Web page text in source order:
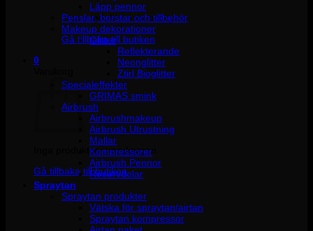
Inga produkter i varukorgen.
Gå tillbaka till butiken
0
Inga produkter i varukorgen.
Gå tillbaka till butiken
Läpp pennor
Penslar, borstar och tillbehör
Makeup dekorationer
Glitter
Reflekterande
Neonglitter
Ztirl Bioglitter
Specialeffekter
GRIMAS smink
Airbrush
Airbrushmakeup
Airbrush Utrustning
Mallar
Kompressorer
Airbrush Pennor
Reservdelar
Spraytan
Spraytan produkter
Vätska för spraytan/airtan
Spraytan kompressor